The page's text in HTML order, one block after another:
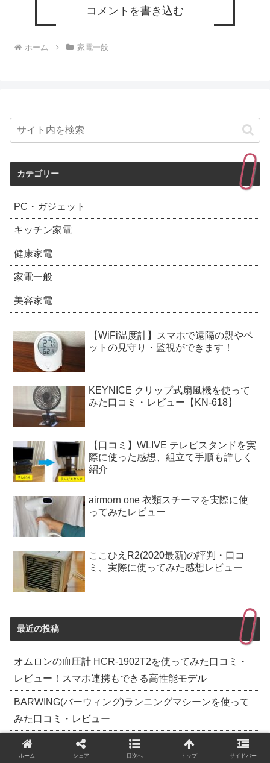
コメントを書き込む
ホーム 家電一般
カテゴリー
PC・ガジェット
キッチン家電
健康家電
家電一般
美容家電
【WiFi温度計】スマホで遠隔の親やペ
ットの見守り・監視ができます！
KEYNICE クリップ式扇風機を使って
みた口コミ・レビュー【KN-618】
【口コミ】WLIVE テレビスタンドを実
際に使った感想、組立て手順も詳しく
紹介
airmorn one 衣類スチーマを実際に使
ってみたレビュー
ここひえR2(2020最新)の評判・口コ
ミ、実際に使ってみた感想レビュー
最近の投稿
オムロンの血圧計 HCR-1902T2を使ってみた口コミ・
レビュー！スマホ連携もできる高性能モデル
BARWING(バーウィング)ランニングマシーンを使って
みた口コミ・レビュー
UWANTV500自動ゴミ収集掃除機を実際に使って徹底レ
ビュー
ホーム シェア 目次へ トップ サイドバー